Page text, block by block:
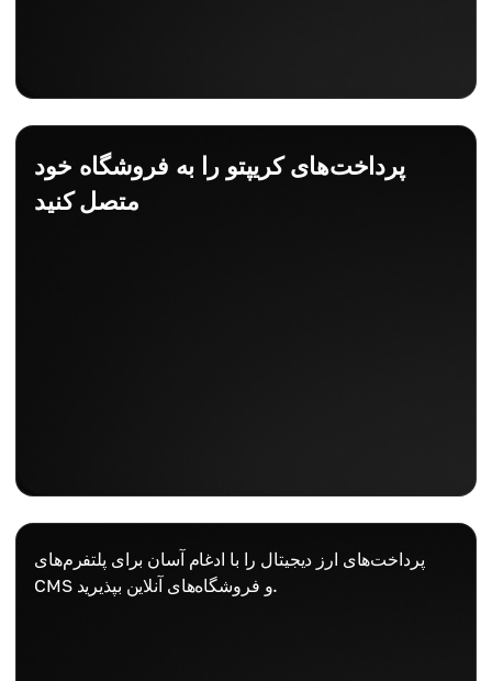
پرداخت‌های کریپتو را به فروشگاه خود
متصل کنید
پرداخت‌های ارز دیجیتال را با ادغام آسان برای پلتفرم‌های
CMS و فروشگاه‌های آنلاین بپذیرید.